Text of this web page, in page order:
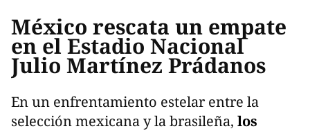
México rescata un empate
en el Estadio Nacional
Julio Martínez Prádanos
En un enfrentamiento estelar entre la
selección mexicana y la brasileña, los